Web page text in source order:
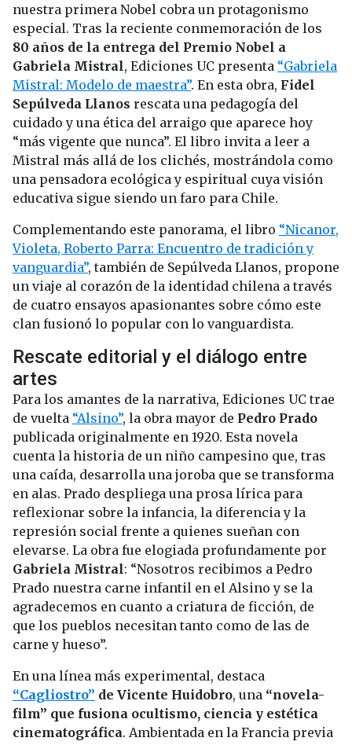
nuestra primera Nobel cobra un protagonismo
especial. Tras la reciente conmemoración de los
80 años de la entrega del Premio Nobel a
Gabriela Mistral, Ediciones UC presenta “Gabriela
Mistral: Modelo de maestra”. En esta obra, Fidel
Sepúlveda Llanos rescata una pedagogía del
cuidado y una ética del arraigo que aparece hoy
“más vigente que nunca”. El libro invita a leer a
Mistral más allá de los clichés, mostrándola como
una pensadora ecológica y espiritual cuya visión
educativa sigue siendo un faro para Chile.
Complementando este panorama, el libro “Nicanor,
Violeta, Roberto Parra: Encuentro de tradición y
vanguardia”, también de Sepúlveda Llanos, propone
un viaje al corazón de la identidad chilena a través
de cuatro ensayos apasionantes sobre cómo este
clan fusionó lo popular con lo vanguardista.
Rescate editorial y el diálogo entre
artes
Para los amantes de la narrativa, Ediciones UC trae
de vuelta “Alsino”, la obra mayor de Pedro Prado
publicada originalmente en 1920. Esta novela
cuenta la historia de un niño campesino que, tras
una caída, desarrolla una joroba que se transforma
en alas. Prado despliega una prosa lírica para
reflexionar sobre la infancia, la diferencia y la
represión social frente a quienes sueñan con
elevarse. La obra fue elogiada profundamente por
Gabriela Mistral: “Nosotros recibimos a Pedro
Prado nuestra carne infantil en el Alsino y se la
agradecemos en cuanto a criatura de ficción, de
que los pueblos necesitan tanto como de las de
carne y hueso”.
En una línea más experimental, destaca
“Cagliostro” de Vicente Huidobro, una “novela-
film” que fusiona ocultismo, ciencia y estética
cinematográfica. Ambientada en la Francia previa